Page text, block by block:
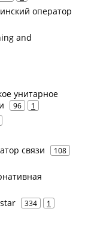
оператор
and
унитарное
96 1
связи
108
334 1